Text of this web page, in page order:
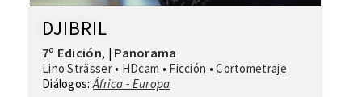
DJIBRIL
7º Edición, | Panorama
Lino Strässer• HDcam • Ficción •Cortometraje
Diálogos:África - Europa